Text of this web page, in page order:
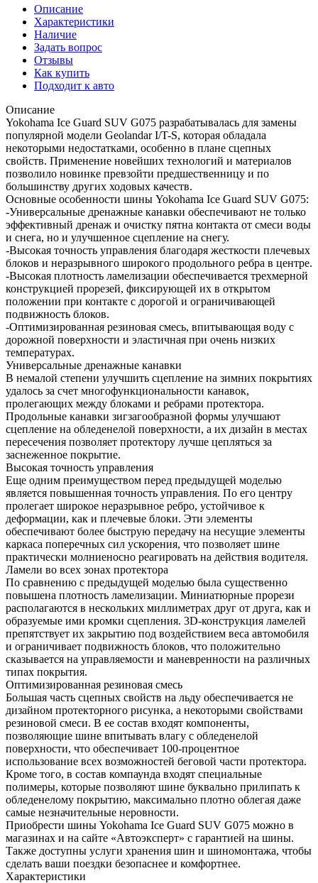
Описание
Характеристики
Наличие
Задать вопрос
Отзывы
Как купить
Подходит к авто
Описание
Yokohama Ice Guard SUV G075 разрабатывалась для замены
популярной модели Geolandar I/T-S, которая обладала
некоторыми недостатками, особенно в плане сцепных
свойств. Применение новейших технологий и материалов
позволило новинке превзойти предшественницу и по
большинству других ходовых качеств.
Основные особенности шины Yokohama Ice Guard SUV G075:
-Универсальные дренажные канавки обеспечивают не только
эффективный дренаж и очистку пятна контакта от смеси воды
и снега, но и улучшенное сцепление на снегу.
-Высокая точность управления благодаря жесткости плечевых
блоков и неразрывного широкого продольного ребра в центре.
-Высокая плотность ламелизации обеспечивается трехмерной
конструкцией прорезей, фиксирующей их в открытом
положении при контакте с дорогой и ограничивающей
подвижность блоков.
-Оптимизированная резиновая смесь, впитывающая воду с
дорожной поверхности и эластичная при очень низких
температурах.
Универсальные дренажные канавки
В немалой степени улучшить сцепление на зимних покрытиях
удалось за счет многофункциональности канавок,
пролегающих между блоками и ребрами протектора.
Продольные канавки зигзагообразной формы улучшают
сцепление на обледенелой поверхности, а их дизайн в местах
пересечения позволяет протектору лучше цепляться за
заснеженное покрытие.
Высокая точность управления
Еще одним преимуществом перед предыдущей моделью
является повышенная точность управления. По его центру
пролегает широкое неразрывное ребро, устойчивое к
деформации, как и плечевые блоки. Эти элементы
обеспечивают более быструю передачу на несущие элементы
каркаса поперечных сил ускорения, что позволяет шине
практически молниеносно реагировать на действия водителя.
Ламели во всех зонах протектора
По сравнению с предыдущей моделью была существенно
повышена плотность ламелизации. Миниатюрные прорези
располагаются в нескольких миллиметрах друг от друга, как и
образуемые ими кромки сцепления. 3D-конструкция ламелей
препятствует их закрытию под воздействием веса автомобиля
и ограничивает подвижность блоков, что положительно
сказывается на управляемости и маневренности на различных
типах покрытия.
Оптимизированная резиновая смесь
Большая часть сцепных свойств на льду обеспечивается не
дизайном протекторного рисунка, а некоторыми свойствами
резиновой смеси. В ее состав входят компоненты,
позволяющие шине впитывать влагу с обледенелой
поверхности, что обеспечивает 100-процентное
использование всех возможностей беговой части протектора.
Кроме того, в состав компаунда входят специальные
полимеры, которые позволяют шине буквально прилипать к
обледенелому покрытию, максимально плотно облегая даже
самые незначительные неровности.
Приобрести шины Yokohama Ice Guard SUV G075 можно в
магазинах и на сайте «Автоэксперт» с гарантией на шины.
Также доступны услуги хранения шин и шиномонтажа, чтобы
сделать ваши поездки безопаснее и комфортнее.
Характеристики